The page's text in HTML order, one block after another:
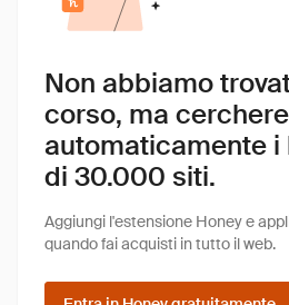
Non abbiamo
corso, ma
automaticamente i
di 30.000 siti.
Aggiungi l'estensione Honey e
quando fai acquisti in tutto il web.